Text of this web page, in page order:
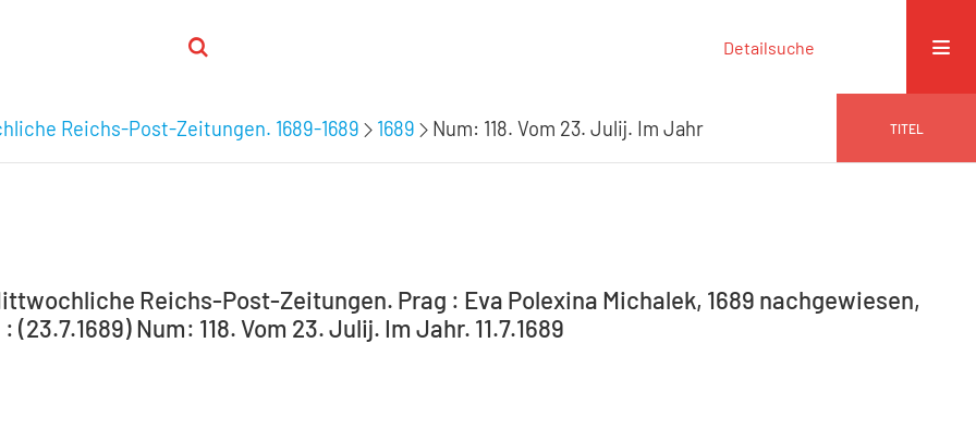
Detailsuche
Reichs-Post-Zeitungen. 1689-1689 1689 Num: 118. Vom 23. Julij. Im Jahr TITEL
Reichs-Post-Zeitungen. Prag : Eva Polexina Michalek, 1689 nachgewiesen,
(23.7.1689) Num: 118. Vom 23. Julij. Im Jahr. 11.7.1689